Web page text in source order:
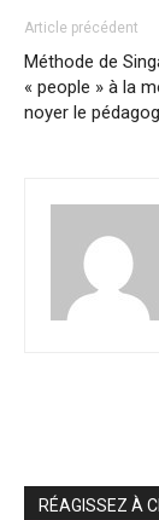
Article précédent
Méthode de
« people » à la
noyer le
RÉAGISSEZ À